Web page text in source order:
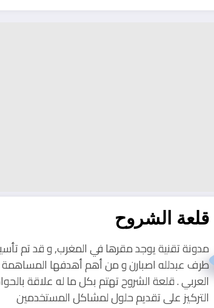
قلعة الشروح
طرف عبدلله اصبارن و من أهم أهدفها المساهمة
العربي . قلعة الشروح تهتم بكل ما له علاقة
التركيز على تقديم حلول لمشاكل المستخدمين